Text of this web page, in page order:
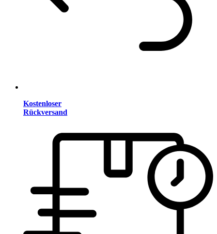
Kostenloser
Rückversand